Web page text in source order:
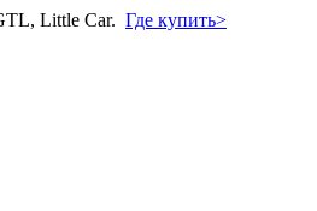
Little Car. Где купить>